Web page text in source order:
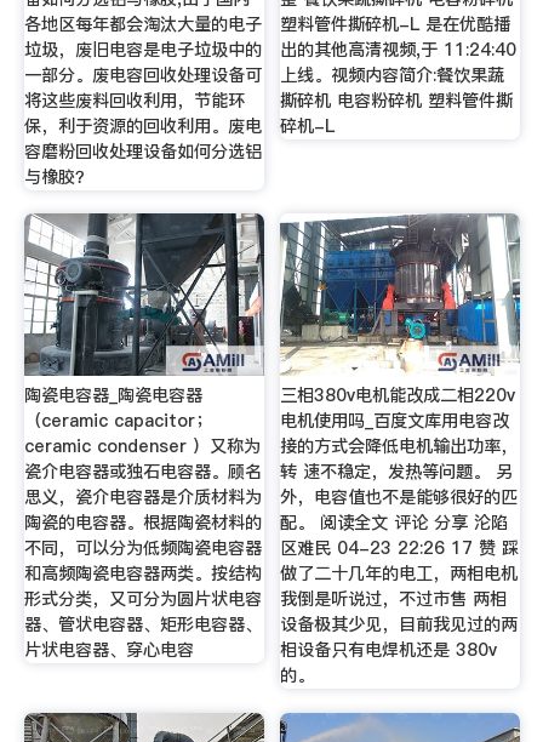
各地区每年都会淘汰大量的电子
垃圾，废旧电容是电子垃圾中的
一部分。废电容回收处理设备可
将这些废料回收利用，节能环
保，利于资源的回收利用。废电
容磨粉回收处理设备如何分选铝
与橡胶？
塑料管件撕碎机-L 是在优酷播
出的其他高清视频,于 11:24:40
上线。视频内容简介:餐饮果蔬
撕碎机 电容粉碎机 塑料管件撕
碎机-L
陶瓷电容器_陶瓷电容器
（ceramic capacitor；
ceramic condenser ）又称为
瓷介电容器或独石电容器。顾名
思义，瓷介电容器是介质材料为
陶瓷的电容器。根据陶瓷材料的
不同，可以分为低频陶瓷电容器
和高频陶瓷电容器两类。按结构
形式分类，又可分为圆片状电容
器、管状电容器、矩形电容器、
片状电容器、穿心电容
三相380v电机能改成二相220v
电机使用吗_百度文库用电容改
接的方式会降低电机输出功率，
转 速不稳定，发热等问题。 另
外，电容值也不是能够很好的匹
配。 阅读全文 评论 分享 沦陷
区难民 04-23 22:26 17 赞 踩
做了二十几年的电工，两相电机
我倒是听说过，不过市售 两相
设备极其少见，目前我见过的两
相设备只有电焊机还是 380v
的。